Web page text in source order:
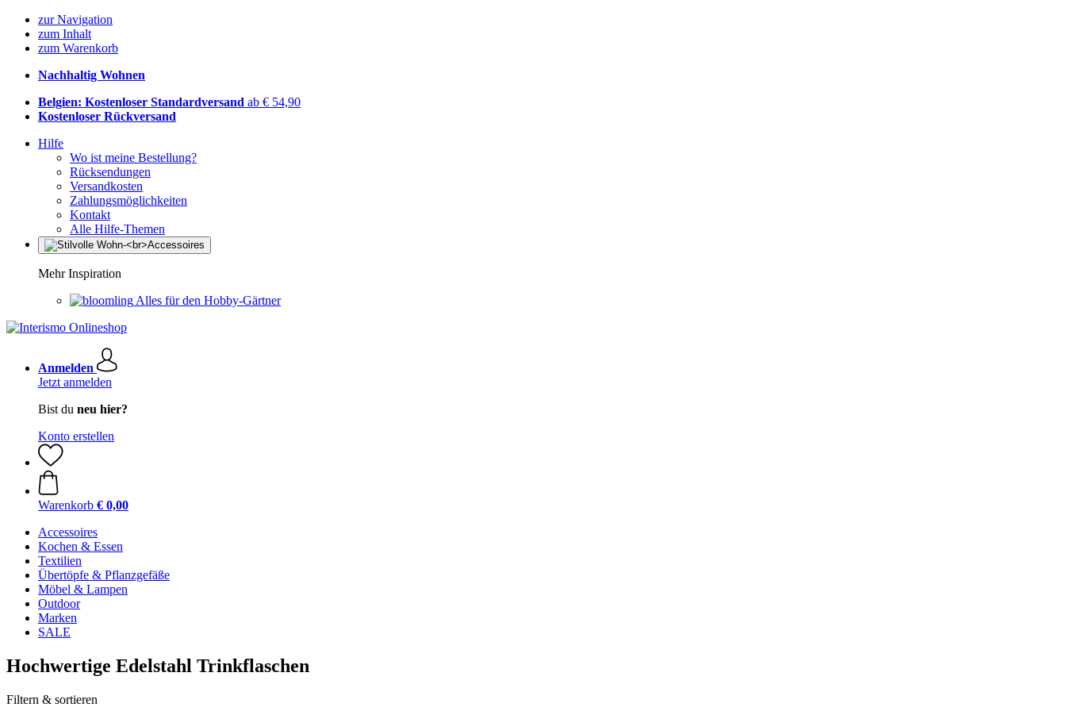
zur Navigation
zum Inhalt
zum Warenkorb
Nachhaltig Wohnen
Belgien: Kostenloser Standardversand ab € 54,90
Kostenloser Rückversand
Hilfe
Wo ist meine Bestellung?
Rücksendungen
Versandkosten
Zahlungsmöglichkeiten
Kontakt
Alle Hilfe-Themen
Mehr Inspiration
Alles für den Hobby-Gärtner
Anmelden
Jetzt anmelden
Bist du neu hier?
Konto erstellen
Warenkorb € 0,00
Accessoires
Kochen & Essen
Textilien
Übertöpfe & Pflanzgefäße
Möbel & Lampen
Outdoor
Marken
SALE
Hochwertige Edelstahl Trinkflaschen
Filtern & sortieren